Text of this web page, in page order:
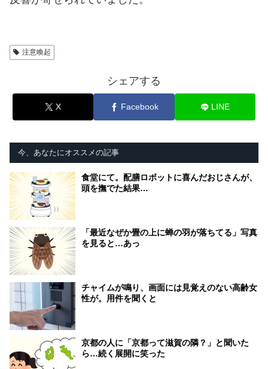
注意喚起
シェアする
X Facebook LINE
今、あなたにオススメの記事
食堂にて。配膳ロボットに喜んだおじさんが、
頭を撫でた結果…
「最近なぜか畳の上に蝉の羽が落ちてる」写真
を見ると…あっ
チャイムが鳴り、画面には見覚えのない高齢女
性が。用件を聞くと
京都の人に「京都って滋賀の隣？」と聞いた
ら…続く展開に笑った